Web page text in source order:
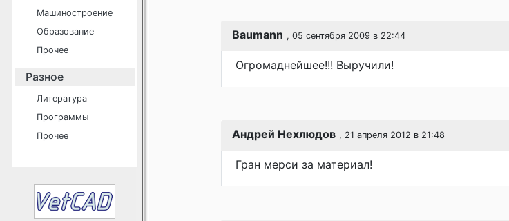
Машиностроение
Образование
Прочее
Разное
Литература
Программы
Прочее
Baumann , 05 сентября 2009 в 22:44
Огромаднейшее!!! Выручили!
Андрей Нехлюдов , 21 апреля 2012 в 21:48
Гран мерси за материал!